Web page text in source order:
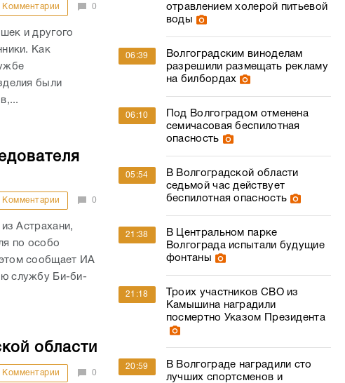
Комментарии 0
и другого
Как
были
Комментарии 0
Астрахани,
по особо
сообщает ИА
службу Би-би-
области
Комментарии 0
отравлением холерой питьевой
воды
06:39
Волгоградским виноделам
разрешили размещать рекламу
на билбордах
06:10
Под Волгоградом отменена
семичасовая беспилотная
опасность
05:54
В Волгоградской области
седьмой час действует
беспилотная опасность
21:38
В Центральном парке
Волгограда испытали будущие
фонтаны
21:18
Троих участников СВО из
Камышина наградили
посмертно Указом Президента
20:59
В Волгограде наградили сто
лучших спортсменов и